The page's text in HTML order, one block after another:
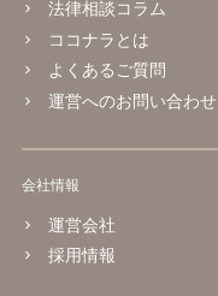
法律相談コラム
ココナラとは
よくあるご質問
運営へのお問い合わせ
会社情報
運営会社
採用情報